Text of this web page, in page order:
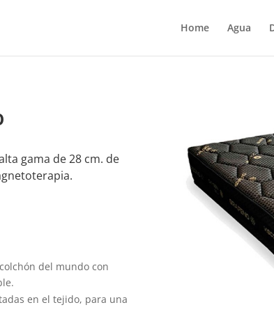
Home Agua
gama de 28 cm. de
del mundo con
en el tejido, para una